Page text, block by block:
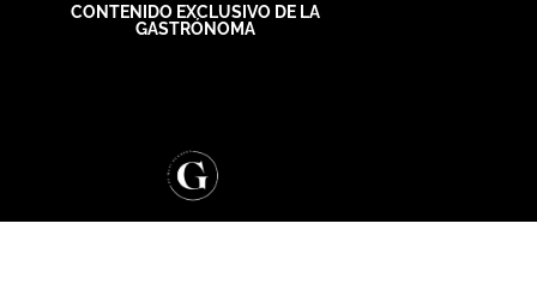
CONTENIDO EXCLUSIVO DE LA
GASTRÓNOMA